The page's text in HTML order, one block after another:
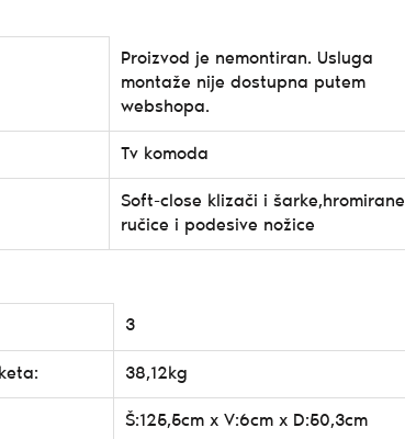
Proizvod je nemontiran. Usluga
montaže nije dostupna putem
webshopa.
Tv komoda
Soft-close klizači i šarke,hromirane
ručice i podesive nožice
3
38,12kg
Š:125,5cm x V:6cm x D:50,3cm